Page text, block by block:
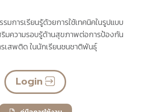
การเรียนรู้ด้วยการใช้เทคนิคในรูปแบบ
มความรอบรู้ด้านสุขภาพต่อการป้องกัน
รเสพติด ในนักเรียนชนชาติพันธ์ุ
Login